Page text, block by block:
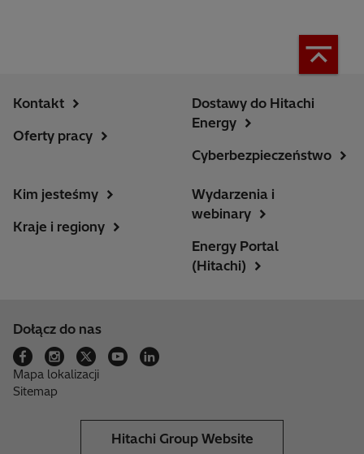
Kontakt
Oferty pracy
Dostawy do Hitachi
Energy
Cyberbezpieczeństwo
Kim jesteśmy
Kraje i regiony
Wydarzenia i
webinary
Energy Portal
(Hitachi)
Dołącz do nas
Mapa lokalizacji
Sitemap
Hitachi Group Website